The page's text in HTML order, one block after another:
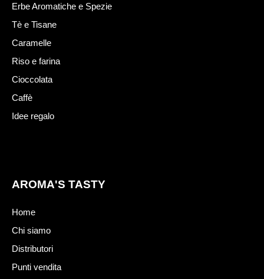
Erbe Aromatiche e Spezie
Tè e Tisane
Caramelle
Riso e farina
Cioccolata
Caffè
Idee regalo
AROMA'S TASTY
Home
Chi siamo
Distributori
Punti vendita